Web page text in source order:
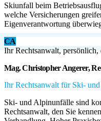
Skiunfall beim
welche Versicherungen
Eigenverantwortung
CA
Ihr Rechtsanwalt, persönlich,
Mag. Christopher Angerer,
Ihr Rechtsanwalt für Ski-
Ski- und Alpinunfälle sind
Rechtsanwalt, den Sie